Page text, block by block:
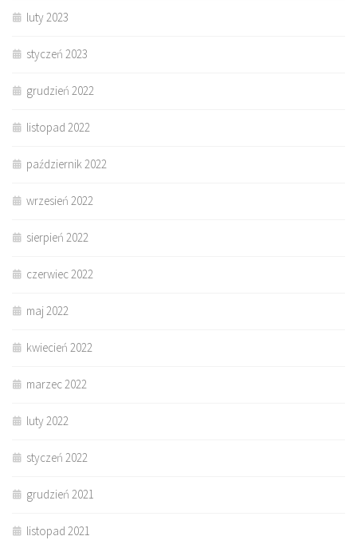
luty 2023
styczeń 2023
grudzień 2022
listopad 2022
październik 2022
wrzesień 2022
sierpień 2022
czerwiec 2022
maj 2022
kwiecień 2022
marzec 2022
luty 2022
styczeń 2022
grudzień 2021
listopad 2021